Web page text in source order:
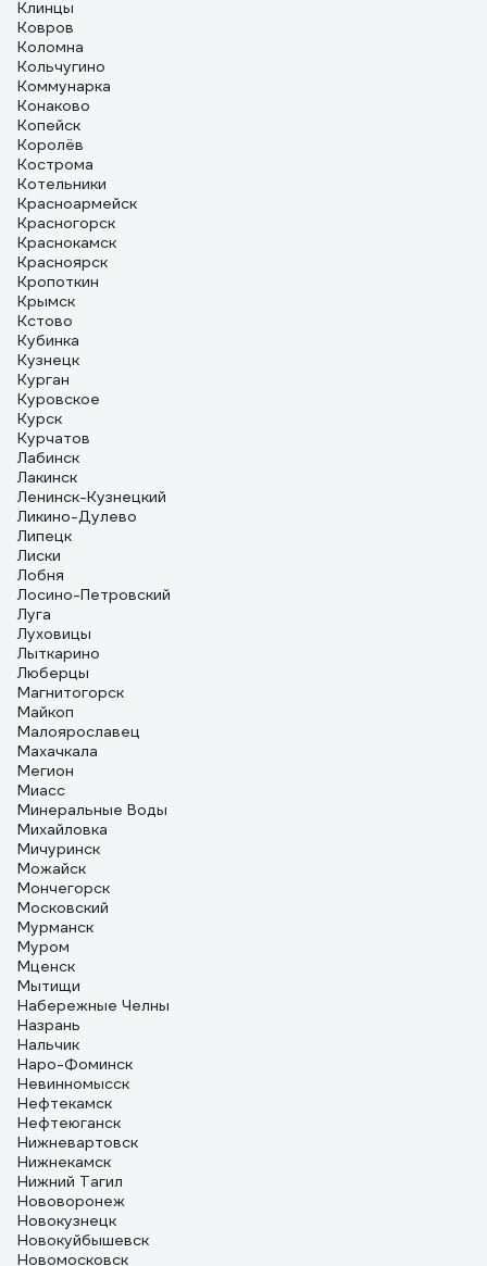
Клинцы
Ковров
Коломна
Кольчугино
Коммунарка
Конаково
Копейск
Королёв
Кострома
Котельники
Красноармейск
Красногорск
Краснокамск
Красноярск
Кропоткин
Крымск
Кстово
Кубинка
Кузнецк
Курган
Куровское
Курск
Курчатов
Лабинск
Лакинск
Ленинск-Кузнецкий
Ликино-Дулево
Липецк
Лиски
Лобня
Лосино-Петровский
Луга
Луховицы
Лыткарино
Люберцы
Магнитогорск
Майкоп
Малоярославец
Махачкала
Мегион
Миасс
Минеральные Воды
Михайловка
Мичуринск
Можайск
Мончегорск
Московский
Мурманск
Муром
Мценск
Мытищи
Набережные Челны
Назрань
Нальчик
Наро-Фоминск
Невинномысск
Нефтекамск
Нефтеюганск
Нижневартовск
Нижнекамск
Нижний Тагил
Нововоронеж
Новокузнецк
Новокуйбышевск
Новомосковск